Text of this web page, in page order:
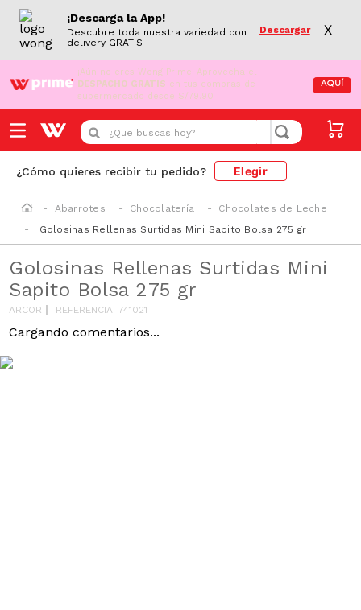
¡Descarga la App!
Descubre toda nuestra variedad con
delivery GRATIS
Descargar X
¡Aún no eres Wong Prime! Aprovecha el
DESPACHO GRATIS en tus compras de
supermercado desde S/79.90
AQUÍ
¿Que buscas hoy?
¿Cómo quieres recibir tu pedido? Elegir
Abarrotes Chocolatería
Chocolates de Leche
Golosinas Rellenas Surtidas Mini Sapito Bolsa 275 gr
Golosinas Rellenas Surtidas Mini
Sapito Bolsa 275 gr
ARCOR REFERENCIA:741021
Cargando comentarios...